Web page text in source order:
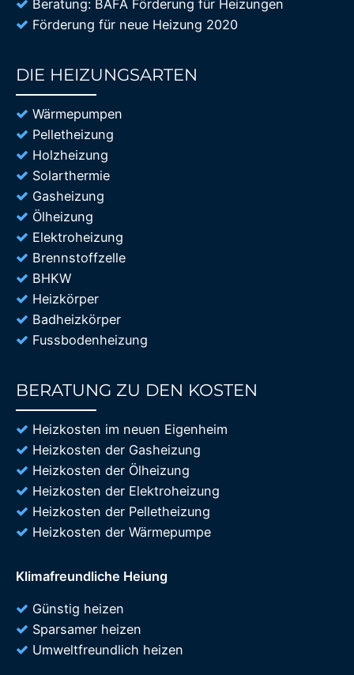
Beratung: BAFA Förderung für Heizungen
Förderung für neue Heizung 2020
DIE HEIZUNGSARTEN
Wärmepumpen
Pelletheizung
Holzheizung
Solarthermie
Gasheizung
Ölheizung
Elektroheizung
Brennstoffzelle
BHKW
Heizkörper
Badheizkörper
Fussbodenheizung
BERATUNG ZU DEN KOSTEN
Heizkosten im neuen Eigenheim
Heizkosten der Gasheizung
Heizkosten der Ölheizung
Heizkosten der Elektroheizung
Heizkosten der Pelletheizung
Heizkosten der Wärmepumpe
Klimafreundliche Heiung
Günstig heizen
Sparsamer heizen
Umweltfreundlich heizen